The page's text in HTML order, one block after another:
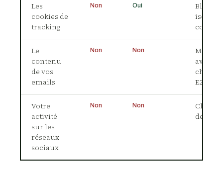
Les
cookies de
tracking
Non Oui
cookies
Le
contenu
de vos
emails
Non Non
avec
E2E
Votre
activité
sur les
réseaux
sociaux
Non Non
des